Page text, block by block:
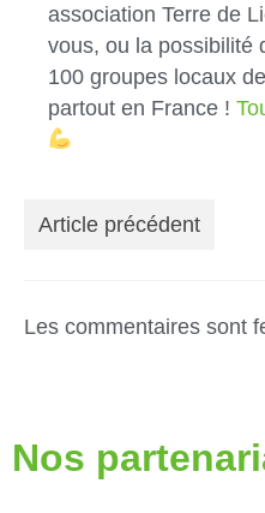
association Terre de
vous, ou la possibilité
100 groupes locaux
partout en France !
Article précédent
Les commentaires sont
Nos